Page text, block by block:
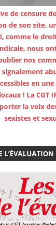
de censure
de son site,
comme le
nous
nos
en
! La CGT
la voix
sexistes et
L’ÉVALUATION